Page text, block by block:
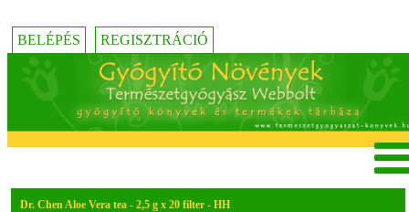
BELÉPÉS REGISZTRÁCIÓ
Dr. Chen Aloe Vera tea - 2,5 g x 20 filter - HH